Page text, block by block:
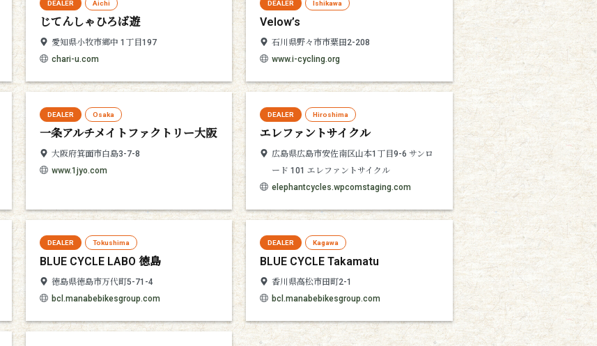
DEALER Aichi
じてんしゃひろば遊
愛知県小牧市郷中 1丁目197
chari-u.com
DEALER Ishikawa
Velow’s
石川県野々市市粟田2-208
www.i-cycling.org
DEALER Osaka
一条アルチメイトファクトリー大阪
大阪府箕面市白島3-7-8
www.1jyo.com
DEALER Hiroshima
エレファントサイクル
広島県広島市安佐南区山本1丁目9-6 サンロ
ード 101 エレファントサイクル
elephantcycles.wpcomstaging.com
DEALER Tokushima
BLUE CYCLE LABO 徳島
徳島県徳島市万代町5-71-4
bcl.manabebikesgroup.com
DEALER Kagawa
BLUE CYCLE Takamatu
香川県高松市田町2-1
bcl.manabebikesgroup.com